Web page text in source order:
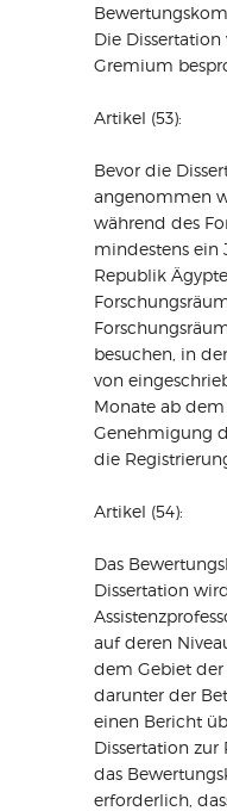
Die
Gremium
Artikel (53):
Bevor die
angenommen
während des
mindestens ein
Republik
besuchen, in
von
Monate ab
Genehmigung
die
Artikel (54):
Das
Dissertation
auf deren
dem Gebiet der
darunter der
einen Bericht
Dissertation zur
das
erforderlich,